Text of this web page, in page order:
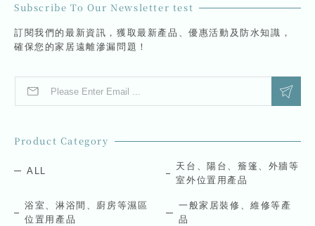
Subscribe To Our Newsletter test
訂閱我們的最新資訊，獲取最新產品、優惠活動及防水知識，
確保您的家居遠離滲漏問題！
a
l
E
a
lProduct Category
ALL
天台、陽台、簷篷、外牆等
室外位置用產品
浴室、淋浴間、廚房等濕區
位置用產品
一般家居裝修、維修等產
品